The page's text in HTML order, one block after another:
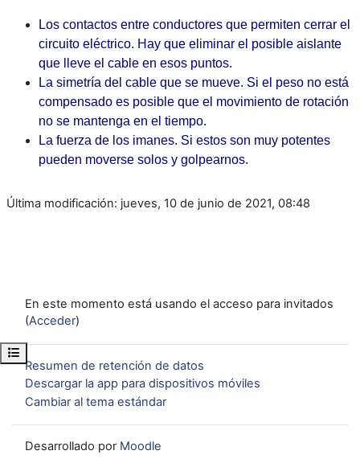
Abrir índice del curso
Los contactos entre conductores que permiten cerrar el
circuito eléctrico. Hay que eliminar el posible aislante
que lleve el cable en esos puntos.
La simetría del cable que se mueve. Si el peso no está
compensado es posible que el movimiento de rotación
no se mantenga en el tiempo.
La fuerza de los imanes. Si estos son muy potentes
pueden moverse solos y golpearnos.
Última modificación: jueves, 10 de junio de 2021, 08:48
En este momento está usando el acceso para invitados
(Acceder)
Resumen de retención de datos
Descargar la app para dispositivos móviles
Cambiar al tema estándar
Desarrollado por Moodle